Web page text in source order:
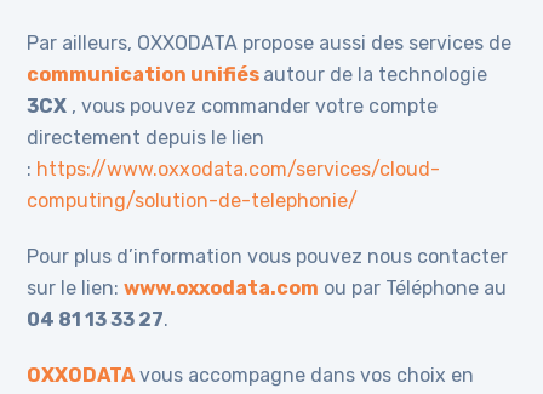
Par ailleurs, OXXODATA propose aussi des services de
communication unifiés autour de la technologie
3CX , vous pouvez commander votre compte
directement depuis le lien
: https://www.oxxodata.com/services/cloud-
computing/solution-de-telephonie/
Pour plus d’information vous pouvez nous contacter
sur le lien:www.oxxodata.com ou par Téléphone au
04 81 13 33 27.
OXXODATAvous accompagne dans vos choix en